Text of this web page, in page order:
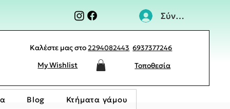
Σύνδεση
Καλέστε μας στο2294082443 6937377246
My Wishlist Τοποθεσία
Blog Κτήματα γάμου